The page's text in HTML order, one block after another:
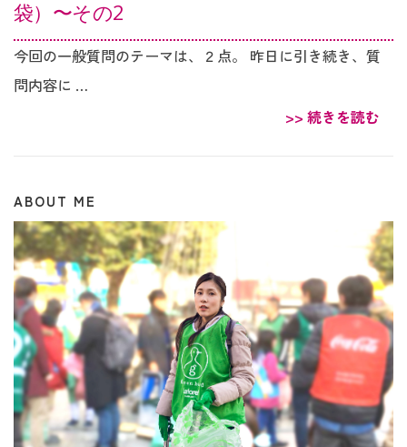
袋）〜その2
今回の一般質問のテーマは、２点。 昨日に引き続き、質
問内容に …
>> 続きを読む
ABOUT ME